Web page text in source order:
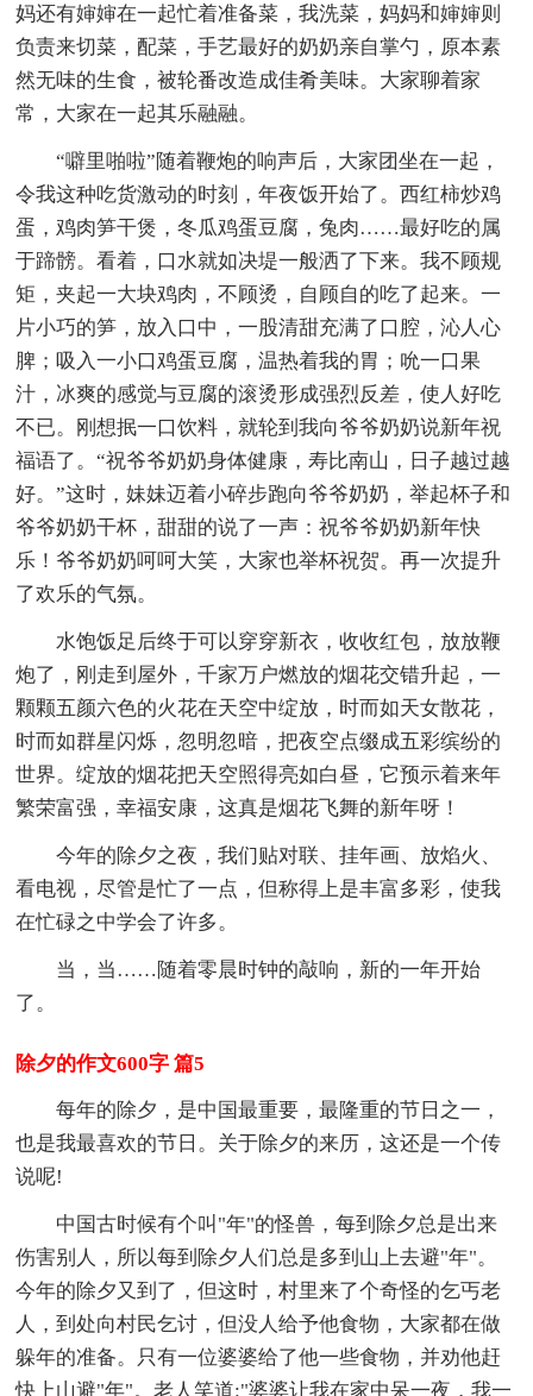
妈还有婶婶在一起忙着准备菜，我洗菜，妈妈和婶婶则
负责来切菜，配菜，手艺最好的奶奶亲自掌勺，原本素
然无味的生食，被轮番改造成佳肴美味。大家聊着家
常，大家在一起其乐融融。
“噼里啪啦”随着鞭炮的响声后，大家团坐在一起，
令我这种吃货激动的时刻，年夜饭开始了。西红柿炒鸡
蛋，鸡肉笋干煲，冬瓜鸡蛋豆腐，兔肉……最好吃的属
于蹄髈。看着，口水就如决堤一般洒了下来。我不顾规
矩，夹起一大块鸡肉，不顾烫，自顾自的吃了起来。一
片小巧的笋，放入口中，一股清甜充满了口腔，沁人心
脾；吸入一小口鸡蛋豆腐，温热着我的胃；吮一口果
汁，冰爽的感觉与豆腐的滚烫形成强烈反差，使人好吃
不已。刚想抿一口饮料，就轮到我向爷爷奶奶说新年祝
福语了。“祝爷爷奶奶身体健康，寿比南山，日子越过越
好。”这时，妹妹迈着小碎步跑向爷爷奶奶，举起杯子和
爷爷奶奶干杯，甜甜的说了一声：祝爷爷奶奶新年快
乐！爷爷奶奶呵呵大笑，大家也举杯祝贺。再一次提升
了欢乐的气氛。
水饱饭足后终于可以穿穿新衣，收收红包，放放鞭
炮了，刚走到屋外，千家万户燃放的烟花交错升起，一
颗颗五颜六色的火花在天空中绽放，时而如天女散花，
时而如群星闪烁，忽明忽暗，把夜空点缀成五彩缤纷的
世界。绽放的烟花把天空照得亮如白昼，它预示着来年
繁荣富强，幸福安康，这真是烟花飞舞的新年呀！
今年的除夕之夜，我们贴对联、挂年画、放焰火、
看电视，尽管是忙了一点，但称得上是丰富多彩，使我
在忙碌之中学会了许多。
当，当……随着零晨时钟的敲响，新的一年开始
了。
除夕的作文600字 篇5
每年的除夕，是中国最重要，最隆重的节日之一，
也是我最喜欢的节日。关于除夕的来历，这还是一个传
说呢!
中国古时候有个叫"年"的怪兽，每到除夕总是出来
伤害别人，所以每到除夕人们总是多到山上去避"年"。
今年的除夕又到了，但这时，村里来了个奇怪的乞丐老
人，到处向村民乞讨，但没人给予他食物，大家都在做
躲年的准备。只有一位婆婆给了他一些食物，并劝他赶
快上山避"年"。老人笑道:"婆婆让我在家中呆一夜，我一